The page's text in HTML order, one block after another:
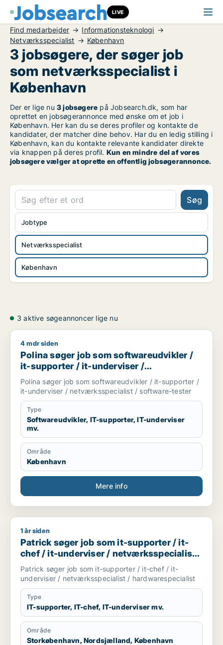
LIVE
Find medarbejder
Informationsteknologi
Netværksspecialist
København
3 jobsøgere, der søger job
som netværksspecialist i
København
Der er lige nu 3 jobsøgere på Jobsearch.dk, som har
oprettet en jobsøgerannonce med ønske om et job i
København. Her kan du se deres profiler og kontakte de
kandidater, der matcher dine behov. Har du en ledig stilling i
København, kan du kontakte relevante kandidater direkte
via knappen på deres profil. Kun en mindre del af vores
jobsøgere vælger at oprette en offentlig jobsøgerannonce.
Søg
Netværksspecialist
København
Jobtype
3 aktive søgeannoncer lige nu
Polina søger job som softwareudvikler / it-supporter / it-
4 mdr siden
Polina søger job som softwareudvikler /
it-supporter / it-underviser /
netværksspecialist / software-tester
Polina søger job som softwareudvikler / it-supporter /
it-underviser / netværksspecialist / software-tester
Type
Softwareudvikler, IT-supporter, IT-underviser
mv.
Område
København
Mere info
Patrick søger job som it-supporter / it-chef / it-underviser /
1 år siden
Patrick søger job som it-supporter / it-
chef / it-underviser / netværksspecialist /
hardwarespecialist
Patrick søger job som it-supporter / it-chef / it-
underviser / netværksspecialist / hardwarespecialist
Type
IT-supporter, IT-chef, IT-underviser mv.
Område
Storkøbenhavn, Nordsjælland, København